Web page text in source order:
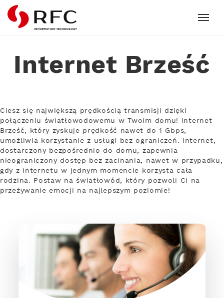
RFC
Internet Brześć
Ciesz się największą prędkością transmisji dzięki
połączeniu światłowodowemu w Twoim domu! Internet
Brześć, który zyskuje prędkość nawet do 1 Gbps,
umożliwia korzystanie z usługi bez ograniczeń. Internet,
dostarczony bezpośrednio do domu, zapewnia
nieograniczony dostęp bez zacinania, nawet w przypadku,
gdy z internetu w jednym momencie korzysta cała
rodzina. Postaw na światłowód, który pozwoli Ci na
przeżywanie emocji na najlepszym poziomie!